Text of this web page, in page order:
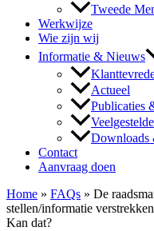
Tweede
Werkwijze
Wie zijn wij
Informatie & Nieuws
Actueel
Publicaties
Downloads
Contact
Aanvraag doen
Home » FAQs » De
stellen/informatie
Kan dat?